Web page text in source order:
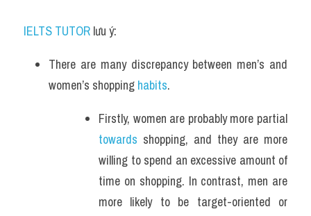
IELTS TUTOR lưu ý:
There are many discrepancy between men’s and
women’s shopping habits.
towards shopping, and they are more
willing to spend an excessive amount of
time on shopping. In contrast, men are
more likely to be target-oriented or